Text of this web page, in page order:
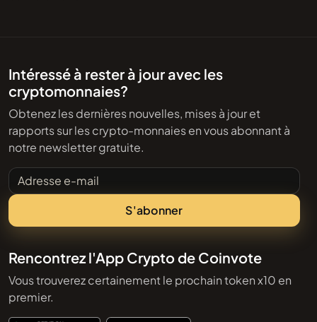
Intéressé à rester à jour avec les
cryptomonnaies?
Obtenez les dernières nouvelles, mises à jour et
rapports sur les crypto-monnaies en vous abonnant à
notre newsletter gratuite.
Adresse e-mail
S'abonner
Rencontrez l'App Crypto de Coinvote
Vous trouverez certainement le prochain token x10 en
premier.